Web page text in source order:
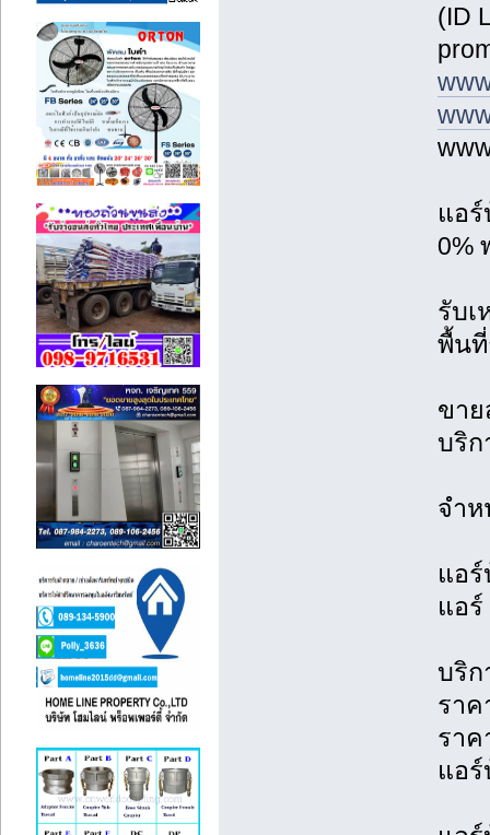
(ID
แอ
0%
รับเ
พื้น
ขาย
บริก
จำ
แอ
แอ
บริ
ราค
รา
แอ